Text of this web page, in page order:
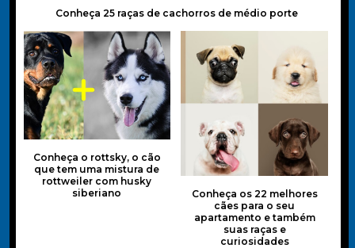
Conheça 25 raças de cachorros de médio porte
Conheça o rottsky, o cão
que tem uma mistura de
rottweiler com husky
siberiano
Conheça os 22 melhores
cães para o seu
apartamento e também
suas raças e
curiosidades